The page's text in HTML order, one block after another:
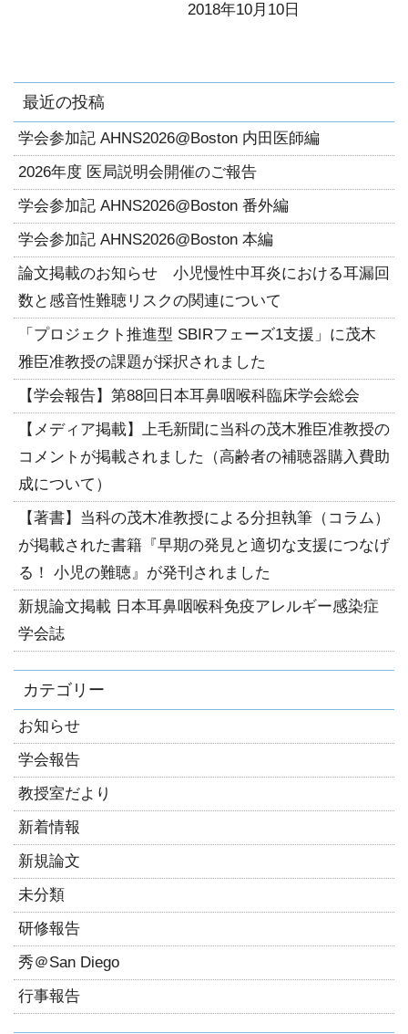
2018年10月10日
最近の投稿
学会参加記 AHNS2026@Boston 内田医師編
2026年度 医局説明会開催のご報告
学会参加記 AHNS2026@Boston 番外編
学会参加記 AHNS2026@Boston 本編
論文掲載のお知らせ 小児慢性中耳炎における耳漏回
数と感音性難聴リスクの関連について
「プロジェクト推進型 SBIRフェーズ1支援」に茂木
雅臣准教授の課題が採択されました
【学会報告】第88回日本耳鼻咽喉科臨床学会総会
【メディア掲載】上毛新聞に当科の茂木雅臣准教授の
コメントが掲載されました（高齢者の補聴器購入費助
成について）
【著書】当科の茂木准教授による分担執筆（コラム）
が掲載された書籍『早期の発見と適切な支援につなげ
る！ 小児の難聴』が発刊されました
新規論文掲載 日本耳鼻咽喉科免疫アレルギー感染症
学会誌
カテゴリー
お知らせ
学会報告
教授室だより
新着情報
新規論文
未分類
研修報告
秀＠San Diego
行事報告